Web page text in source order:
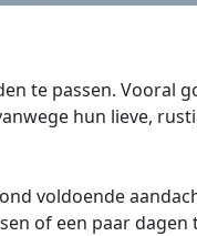
te passen. Vooral
hun lieve,
voldoende
of een paar dagen